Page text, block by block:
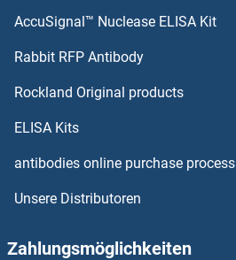
OR13C2 ELISA Kits
OR1F1 ELISA Kits
OR1G1 ELISA Kits
OR1I1 ELISA Kits
AccuSignal™ Nuclease ELISA Kit
Rabbit RFP Antibody
Rockland Original products
ELISA Kits
antibodies online purchase process
Unsere Distributoren
Zahlungsmöglichkeiten